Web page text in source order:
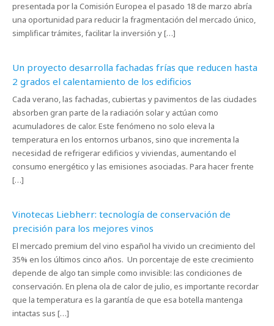
presentada por la Comisión Europea el pasado 18 de marzo abría
una oportunidad para reducir la fragmentación del mercado único,
simplificar trámites, facilitar la inversión y […]
Un proyecto desarrolla fachadas frías que reducen hasta
2 grados el calentamiento de los edificios
Cada verano, las fachadas, cubiertas y pavimentos de las ciudades
absorben gran parte de la radiación solar y actúan como
acumuladores de calor. Este fenómeno no solo eleva la
temperatura en los entornos urbanos, sino que incrementa la
necesidad de refrigerar edificios y viviendas, aumentando el
consumo energético y las emisiones asociadas. Para hacer frente
[…]
Vinotecas Liebherr: tecnología de conservación de
precisión para los mejores vinos
El mercado premium del vino español ha vivido un crecimiento del
35% en los últimos cinco años. Un porcentaje de este crecimiento
depende de algo tan simple como invisible: las condiciones de
conservación. En plena ola de calor de julio, es importante recordar
que la temperatura es la garantía de que esa botella mantenga
intactas sus […]